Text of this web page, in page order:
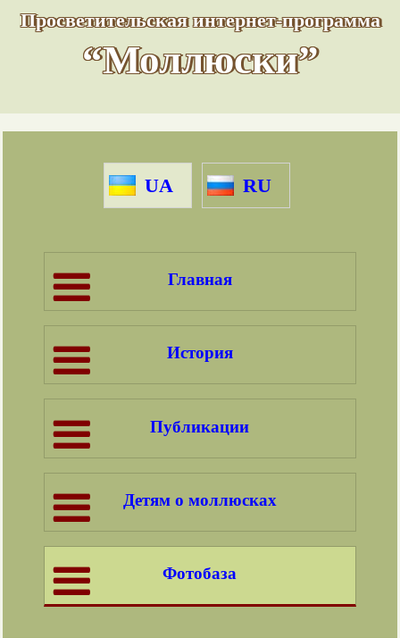
Просветительская интернет-программа
“Моллюски”
UA RU
Главная
История
Публикации
Детям о моллюсках
Фотобаза